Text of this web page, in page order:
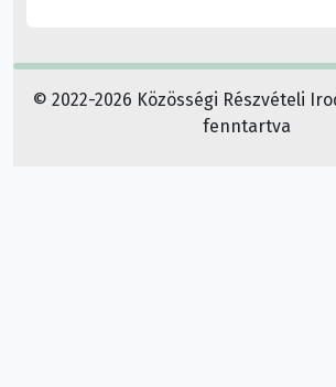
© 2022-2026 Közösségi Részvételi
fenntartva